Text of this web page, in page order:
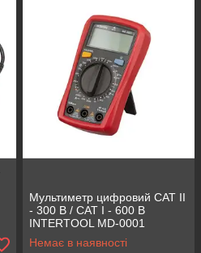
Мультиметр цифровий CAT II
- 300 В / CAT I - 600 В
INTERTOOL MD-0001
Немає в наявності